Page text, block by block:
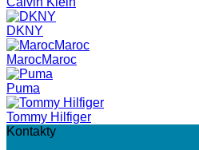
vybrať
na
stránke
produktu.
DKNY
MarocMaroc
Puma
Tommy Hilfiger
Kontakty